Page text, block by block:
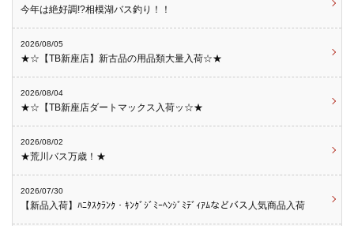
今年は絶好調!?相模湖バス釣り！！
2026/08/05
★☆【TB新座店】新古品の用品類大量入荷☆★
2026/08/04
★☆【TB新座店ダートマックス入荷ッ☆★
2026/08/02
★荒川バス万歳！★
2026/07/30
【新品入荷】ﾊﾆﾀｽｸﾗﾝｸ・ｷﾝｸﾞｼﾞﾐｰﾍﾝｼﾞﾐﾃﾞｨｱﾑなどバス人気商品入荷